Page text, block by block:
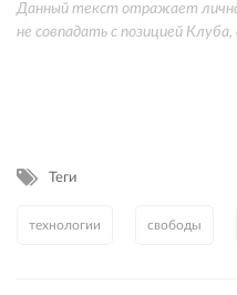
Данный текст отражает
не совпадать с позицией Клуба,
Теги
технологии свободы